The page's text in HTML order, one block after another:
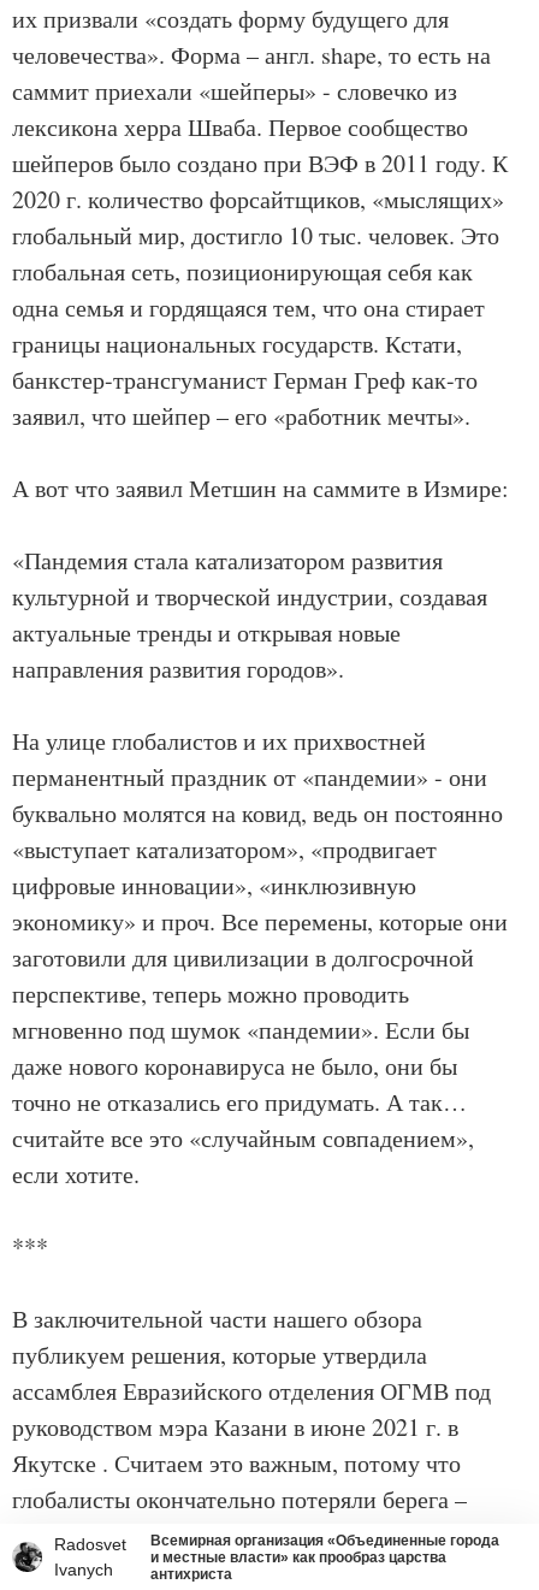
их призвали «создать форму будущего для
человечества». Форма – англ. shape, то есть на
саммит приехали «шейперы» - словечко из
лексикона херра Шваба. Первое сообщество
шейперов было создано при ВЭФ в 2011 году. К
2020 г. количество форсайтщиков, «мыслящих»
глобальный мир, достигло 10 тыс. человек. Это
глобальная сеть, позиционирующая себя как
одна семья и гордящаяся тем, что она стирает
границы национальных государств. Кстати,
банкстер-трансгуманист Герман Греф как-то
заявил, что шейпер – его «работник мечты».
А вот что заявил Метшин на саммите в Измире:
«Пандемия стала катализатором развития
культурной и творческой индустрии, создавая
актуальные тренды и открывая новые
направления развития городов».
На улице глобалистов и их прихвостней
перманентный праздник от «пандемии» - они
буквально молятся на ковид, ведь он постоянно
«выступает катализатором», «продвигает
цифровые инновации», «инклюзивную
экономику» и проч. Все перемены, которые они
заготовили для цивилизации в долгосрочной
перспективе, теперь можно проводить
мгновенно под шумок «пандемии». Если бы
даже нового коронавируса не было, они бы
точно не отказались его придумать. А так…
считайте все это «случайным совпадением»,
если хотите.
***
В заключительной части нашего обзора
публикуем решения, которые утвердила
ассамблея Евразийского отделения ОГМВ под
руководством мэра Казани в июне 2021 г. в
Якутске . Считаем это важным, потому что
глобалисты окончательно потеряли берега –
пора уже делать публичной и разоблачать их
губительную деятельность в России.
Radosvet
Ivanych
Всемирная организация «Объединенные города
и местные власти» как прообраз царства
антихриста